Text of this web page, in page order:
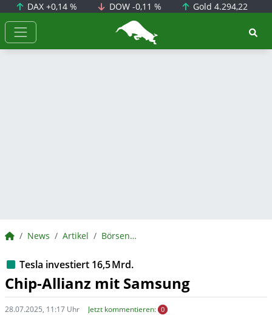
DAX+0,14 % DOW -0,11 % Gold4.294,22
BörsenNEWS.de
BörsenNEWS.de
News Artikel BörsenNEWS.de
Tesla investiert 16,5 Mrd.
Chip-Allianz mit Samsung
28.07.2025, 11:17 Uhr Jetzt kommentieren: 0